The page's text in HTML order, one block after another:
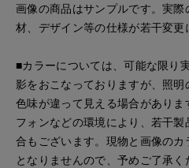
画像の商品はサンプルです。実
材、デザイン等の仕様が若干変更
■カラーについては、可能な限り
影をおこなっておりますが、照
色味が違って見える場合があり
フォンなどの環境により、若干
合もございます。現物と画像の
となりませんので、予めご了承く